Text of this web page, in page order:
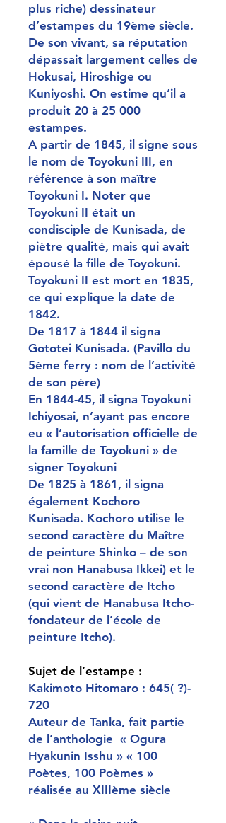
plus riche) dessinateur
d’estampes du 19ème siècle.
De son vivant, sa réputation
dépassait largement celles de
Hokusai, Hiroshige ou
Kuniyoshi. On estime qu’il a
produit 20 à 25 000
estampes.
A partir de 1845, il signe sous
le nom de Toyokuni III, en
référence à son maître
Toyokuni I. Noter que
Toyokuni II était un
condisciple de Kunisada, de
piètre qualité, mais qui avait
épousé la fille de Toyokuni.
Toyokuni II est mort en 1835,
ce qui explique la date de
1842.
De 1817 à 1844 il signa
Gototei Kunisada. (Pavillo du
5ème ferry : nom de l’activité
de son père)
En 1844-45, il signa Toyokuni
Ichiyosai, n’ayant pas encore
eu « l’autorisation officielle de
la famille de Toyokuni » de
signer Toyokuni
De 1825 à 1861, il signa
également Kochoro
Kunisada. Kochoro utilise le
second caractère du Maître
de peinture Shinko – de son
vrai non Hanabusa Ikkei) et le
second caractère de Itcho
(qui vient de Hanabusa Itcho-
fondateur de l’école de
peinture Itcho).
Sujet de l’estampe :
Kakimoto Hitomaro : 645( ?)-
720
Auteur de Tanka, fait partie
de l’anthologie « Ogura
Hyakunin Isshu » « 100
Poètes, 100 Poèmes »
réalisée au XIIIème siècle